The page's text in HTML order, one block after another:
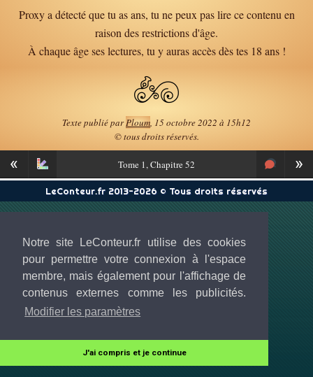
Notre site LeConteur.fr utilise des cookies
pour permettre votre connexion à l'espace
membre, mais également pour l'affichage de
contenus externes comme les publicités.
Modifier les paramètres
J'ai compris et je continue
Proxy a détecté que tu as ans, tu ne peux pas lire ce contenu en
raison des restrictions d'âge.
À chaque âge ses lectures, tu y auras accès dès tes 18 ans !
Texte publié parPloum, 15 octobre 2022 à 15h12
© tous droits réservés.
« »
Tome 1, Chapitre 52
LeConteur.fr 2013-2026 © Tous droits réservés